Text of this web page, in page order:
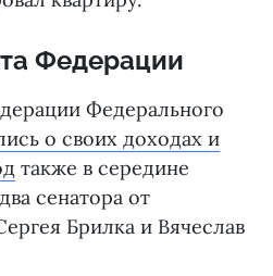
Федерации
Федерального
о своих доходах и
также в середине
сенатора от
Брилка и Вячеслав